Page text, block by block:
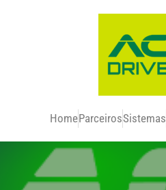
HomeParceirosSistemas